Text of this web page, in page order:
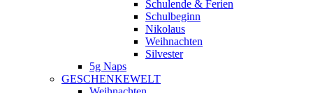
Schulende & Ferien
Schulbeginn
Nikolaus
Weihnachten
Silvester
5g Naps
GESCHENKEWELT